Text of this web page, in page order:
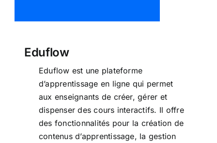
Eduflow
Eduflow est une plateforme
d’apprentissage en ligne qui permet
aux enseignants de créer, gérer et
dispenser des cours interactifs. Il offre
des fonctionnalités pour la création de
contenus d’apprentissage, la gestion